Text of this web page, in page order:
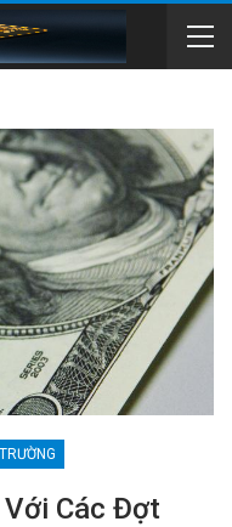
Các Đợt